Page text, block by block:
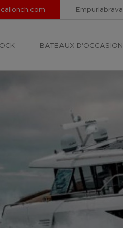
Empuriabrava
BATEAUX D'OCCASION